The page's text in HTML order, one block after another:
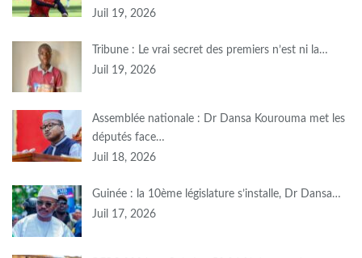
Juil 19, 2026
Tribune : Le vrai secret des premiers n’est ni la…
Juil 19, 2026
Assemblée nationale : Dr Dansa Kourouma met les
députés face…
Juil 18, 2026
Guinée : la 10ème législature s’installe, Dr Dansa…
Juil 17, 2026